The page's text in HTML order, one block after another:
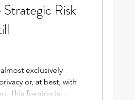
Moutinho Risk
exclusively
or, at best, with
This framing is